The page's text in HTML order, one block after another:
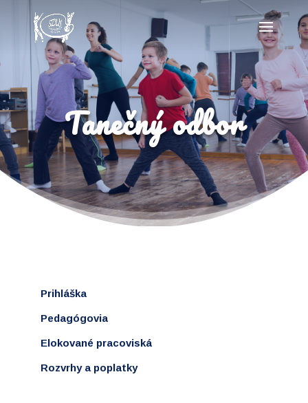
Tanečný odbor
Prihláška
Pedagógovia
Elokované pracoviská
Rozvrhy a poplatky